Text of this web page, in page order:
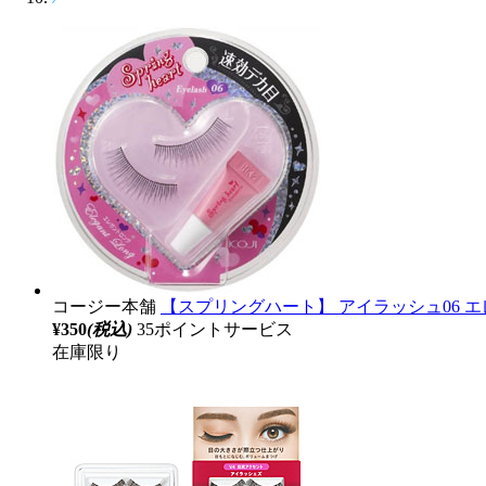
コージー本舗
【スプリングハート】 アイラッシュ06
¥350(税込) 35ポイントサービス
在庫限り